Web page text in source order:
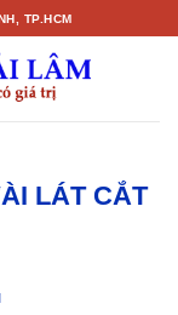
TP.HCM
LÁT CẮT